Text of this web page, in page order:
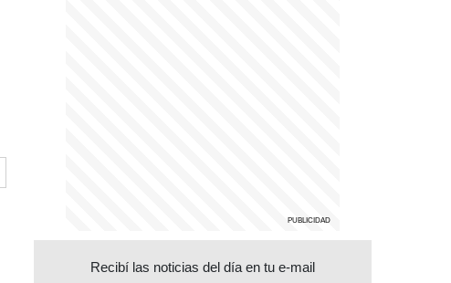
Recibí las noticias del día en tu e-mail